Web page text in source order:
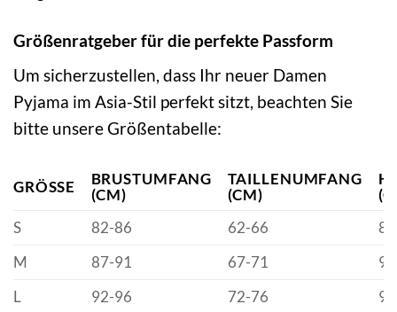
Größenratgeber für die perfekte Passform
Um sicherzustellen, dass Ihr neuer Damen
Pyjama im Asia-Stil perfekt sitzt, beachten Sie
bitte unsere Größentabelle:
GRÖSSE
BRUSTUMFANG
(CM)
TAILLENUMFANG
(CM)
S
82-86 62-66
M
87-91 67-71
L
92-96 72-76